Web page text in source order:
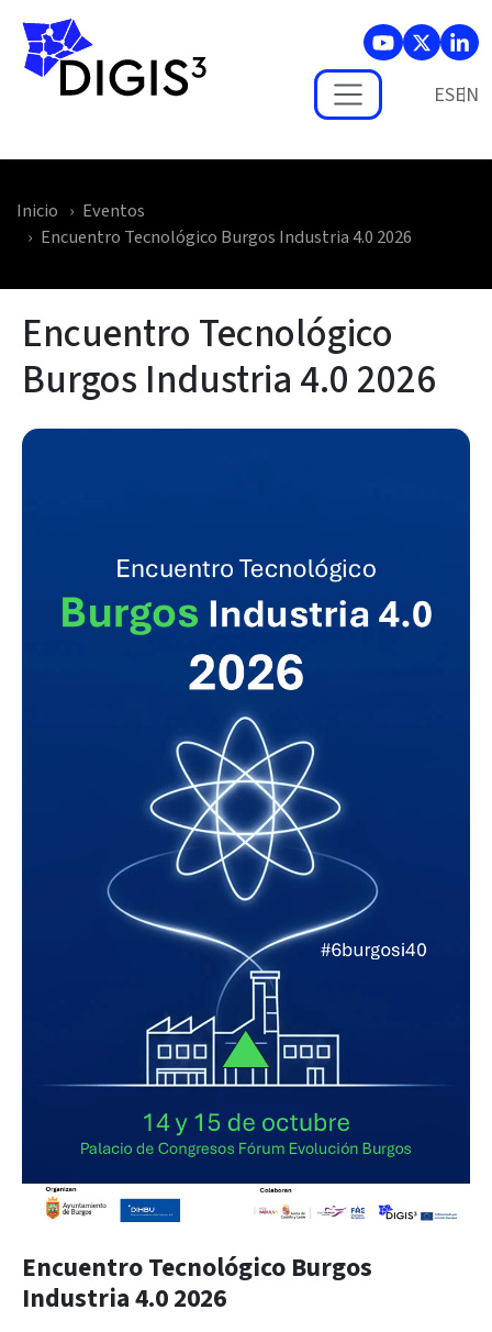
Skip to main content
ES
Inicio
Eventos
Encuentro Tecnológico Burgos Industria 4.0 2026
Encuentro Tecnológico
Burgos Industria 4.0 2026
Encuentro Tecnológico Burgos
Industria 4.0 2026